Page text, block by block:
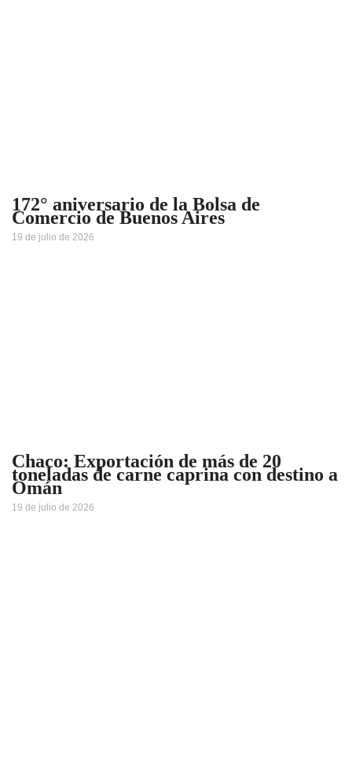
172° aniversario de la Bolsa de
Comercio de Buenos Aires
19 de julio de 2026
Chaco: Exportación de más de 20
toneladas de carne caprina con destino a
Omán
19 de julio de 2026